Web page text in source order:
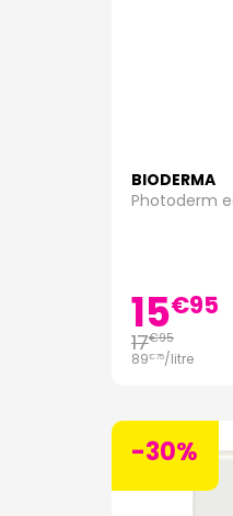
BIODERMA
Photoderm
15€95
17€95
89€75/litre
-30%